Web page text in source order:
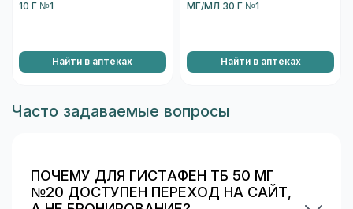
10 Г №1
Найти в аптеках
МГ/МЛ 30 Г №1
Найти в аптеках
Часто задаваемые вопросы
ПОЧЕМУ ДЛЯ ГИСТАФЕН ТБ 50 МГ
№20 ДОСТУПЕН ПЕРЕХОД НА САЙТ,